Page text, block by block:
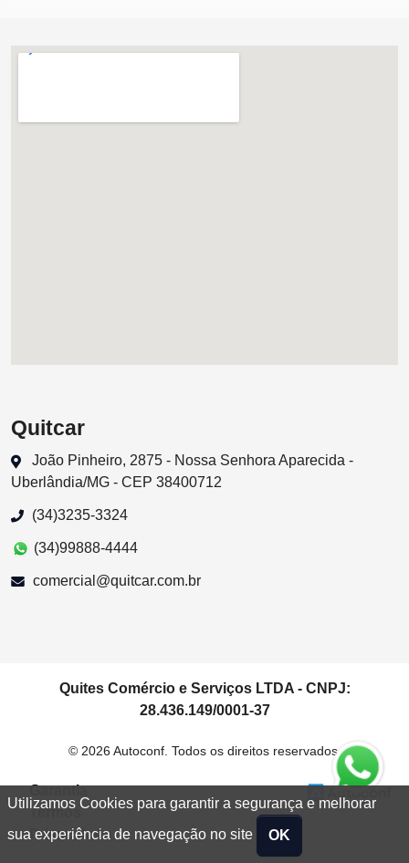
Utilizamos Cookies para garantir a segurança e melhorar
sua experiência de navegação no site OK
Quitcar
João Pinheiro, 2875 - Nossa Senhora Aparecida -
Uberlândia/MG - CEP 38400712
(34)3235-3324
(34)99888-4444
comercial@quitcar.com.br
Quites Comércio e Serviços LTDA - CNPJ:
28.436.149/0001-37
© 2026 Autoconf. Todos os direitos reservados.
Garantia
Termos
Privacidade